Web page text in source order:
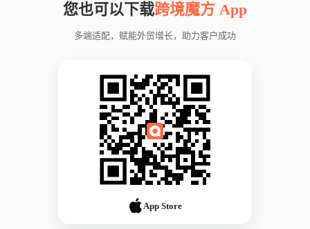
您也可以下载跨境魔方 App
多端适配，赋能外贸增长，助力客户成功
App Store